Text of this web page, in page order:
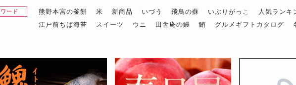
ード 熊野本宮の釜餅 米 新商品 いづう 飛鳥の蘇 いぶりがっこ 人気ランキ
江戸前ちば海苔
スイーツ ウニ 田舎庵の鰻 鮪 グルメギフトカタログ